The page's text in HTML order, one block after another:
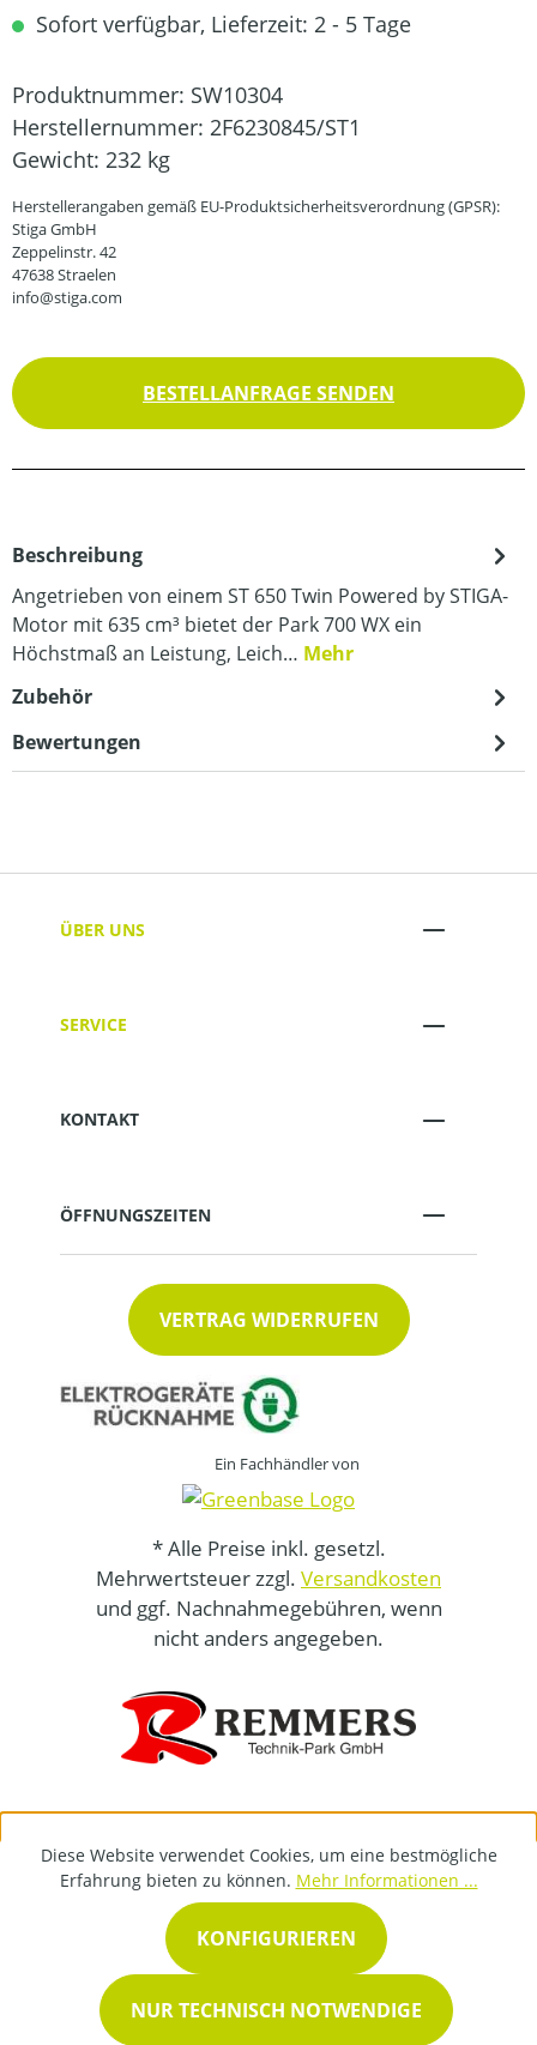
Sofort verfügbar, Lieferzeit: 2 - 5 Tage
Produktnummer: SW10304
Herstellernummer: 2F6230845/ST1
Gewicht: 232 kg
Herstellerangaben gemäß EU-Produktsicherheitsverordnung (GPSR):
Stiga GmbH
Zeppelinstr. 42
47638 Straelen
info@stiga.com
BESTELLANFRAGE SENDEN
Beschreibung
Angetrieben von einem ST 650 Twin Powered by STIGA-
Motor mit 635 cm³ bietet der Park 700 WX ein
Höchstmaß an Leistung, Leich… Mehr
Zubehör
Bewertungen
ÜBER UNS
SERVICE
KONTAKT
ÖFFNUNGSZEITEN
VERTRAG WIDERRUFEN
Ein Fachhändler von
* Alle Preise inkl. gesetzl.
Mehrwertsteuer zzgl. Versandkosten
und ggf. Nachnahmegebühren, wenn
nicht anders angegeben.
Diese Website verwendet Cookies, um eine bestmögliche
Erfahrung bieten zu können. Mehr Informationen ...
NUR TECHNISCH NOTWENDIGE
KONFIGURIEREN